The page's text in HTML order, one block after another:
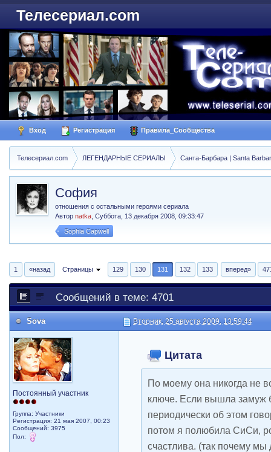
Телесериал.com
Вход Регистрация Правила_Сообщества
Телесериал.com ЛЕГЕНДАРНЫЕ СЕРИАЛЫ Санта-Барбара | Santa
София
отношения с остальными героями сериала
Авторnatka ,Суббота, 13 декабря 2008, 09:33:47
Sophia Capwell
1 «назад Страницы 129 130 131 132 133 вперед»
Сообщений в теме: 4701
Sova Вторник, 25 августа 2009, 13:59:44
Постоянный участник
Группа: Участники
Регистрация: 21 мая 2007, 00:23
Сообщений: 3975
Пол:
Цитата
По моему она никогда не
ключе. Если вышла замуж
периодически об этом
потом я полюбила СиСи,
счастлива. (так почему